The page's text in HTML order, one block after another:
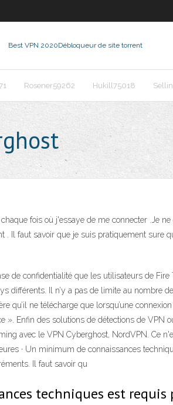
Best VPN 2020Débloqueur de site torrent
Rosener59262 Hukill75018
fois où j'essaye de me connecter .Je
Il faut savoir que je suis pratiquement sure
de confidentialité que les utilisateurs de
Il n’y a pas de limite au nombre
ne télécharge que lorsqu’une
Enfin des solutions de détections de VPN
avec le VPN Cyberghost, NordVPN. Ce
· Un minimum de connaissances
Il faut savoir qu
techniques est